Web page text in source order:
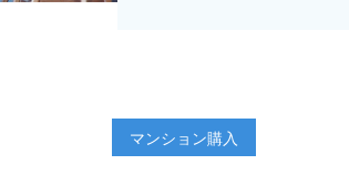
マンション購入